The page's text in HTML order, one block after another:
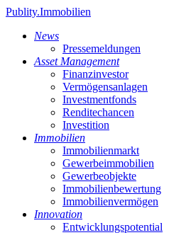
Publity.Immobilien
News
Pressemeldungen
Asset Management
Finanzinvestor
Vermögensanlagen
Investmentfonds
Renditechancen
Investition
Immobilien
Immobilienmarkt
Gewerbeimmobilien
Gewerbeobjekte
Immobilienbewertung
Immobilienvermögen
Innovation
Entwicklungspotential